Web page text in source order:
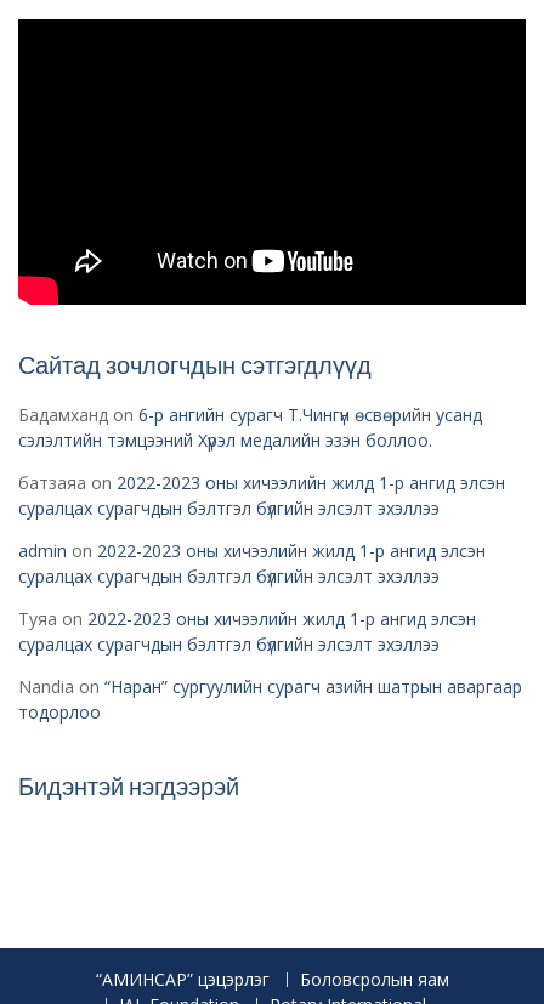
Сайтад зочлогчдын сэтгэгдлүүд
Бадамханд on 6-р ангийн сурагч Т.Чингүн өсвөрийн усанд
сэлэлтийн тэмцээний Хүрэл медалийн эзэн боллоо.
батзаяа on 2022-2023 оны хичээлийн жилд 1-р ангид элсэн
суралцах сурагчдын бэлтгэл бүлгийн элсэлт эхэллээ
admin on 2022-2023 оны хичээлийн жилд 1-р ангид элсэн
суралцах сурагчдын бэлтгэл бүлгийн элсэлт эхэллээ
Туяа on 2022-2023 оны хичээлийн жилд 1-р ангид элсэн
суралцах сурагчдын бэлтгэл бүлгийн элсэлт эхэллээ
Nandia on “Наран” сургуулийн сурагч азийн шатрын аваргаар
тодорлоо
Бидэнтэй нэгдээрэй
“АМИНСАР” цэцэрлэг
Боловсролын яам